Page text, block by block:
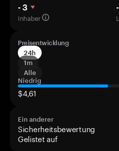
- 3
Inhaber
Preisentwicklung
24h
1m
Alle
Niedrig
$4,61
Ein anderer
Sicherheitsbewertung
Gelistet auf